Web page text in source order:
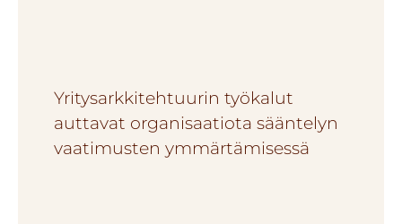
Yritysarkkitehtuurin työkalut
auttavat organisaatiota sääntelyn
vaatimusten ymmärtämisessä